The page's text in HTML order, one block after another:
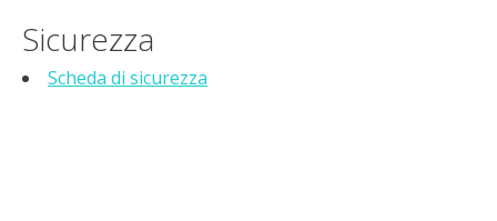
Sicurezza
Scheda di sicurezza